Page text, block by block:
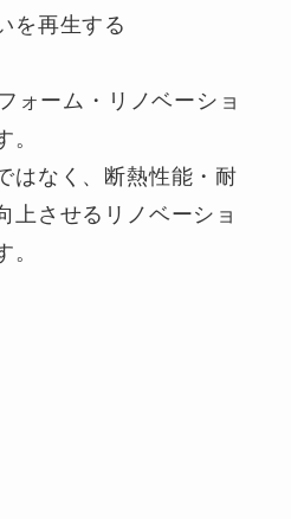
を再生する
ォーム・リノベーショ
。
はなく、断熱性能・耐
上させるリノベーショ
。